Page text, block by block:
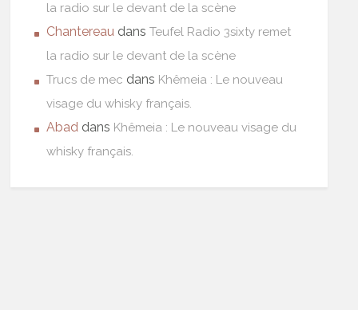
la radio sur le devant de la scène
Chantereau dansTeufel Radio 3sixty remet
la radio sur le devant de la scène
Trucs de mec dans Khêmeia : Le nouveau
visage du whisky français.
Abad dans Khêmeia : Le nouveau visage du
whisky français.